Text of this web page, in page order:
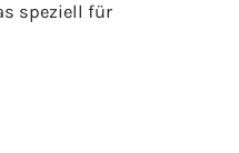
speziell für